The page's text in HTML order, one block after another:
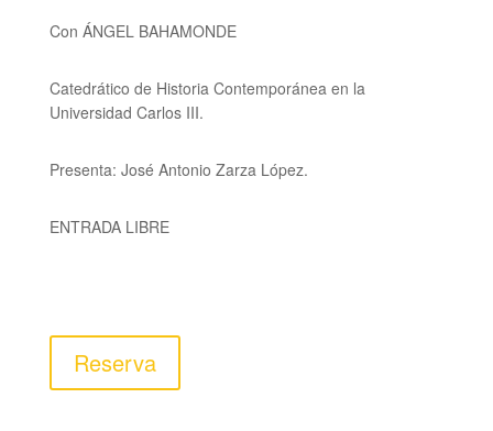
Con ÁNGEL BAHAMONDE
Catedrático de Historia Contemporánea en la
Universidad Carlos III.
Presenta: José Antonio Zarza López.
ENTRADA LIBRE
Reserva